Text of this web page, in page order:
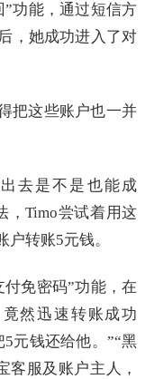
功能，通过短信方
，她成功进入了对
去是不是也能成
，Timo尝试着用这
转账5元钱。
免密码”功能，在
然迅速转账成功
元钱还给他。”“黑
客服及账户主人，